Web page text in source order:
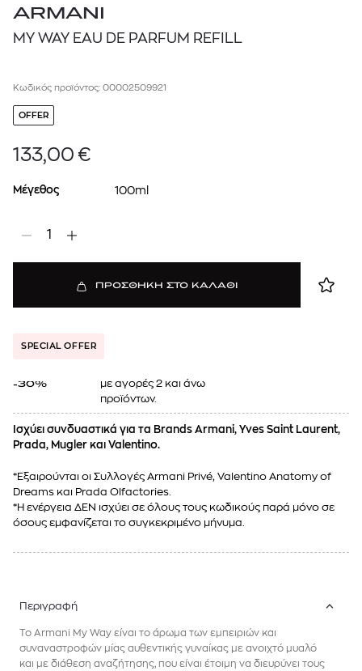
ARMANI
MY WAY EAU DE PARFUM REFILL
Κωδικός προϊόντος: 00002509921
OFFER
133,00 €
Μέγεθος 100ml
1
ΠΡΟΣΘΗΚΗ ΣΤΟ ΚΑΛΑΘΙ
SPECIAL OFFER
-30%
με αγορές 2 και άνω
προϊόντων.
Ισχύει συνδυαστικά για τα Brands Armani, Yves Saint Laurent,
Prada, Mugler και Valentino.
*Εξαιρούνται οι Συλλογές Armani Privé, Valentino Anatomy of
Dreams και Prada Olfactories.
*Η ενέργεια ΔΕΝ ισχύει σε όλους τους κωδικούς παρά μόνο σε
όσους εμφανίζεται το συγκεκριμένο μήνυμα.
Περιγραφή
Το Armani My Way είναι το άρωμα των εμπειριών και
συναναστροφών μίας αυθεντικής γυναίκας με ανοιχτό μυαλό
και με διάθεση αναζήτησης, που είναι έτοιμη να διευρύνει τους